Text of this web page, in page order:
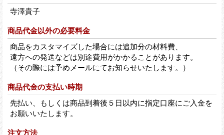
寺澤貴子
商品代金以外の必要料金
商品をカスタマイズした場合には追加分の材料費、
遠方への発送などは別途費用がかかることがあります。
（その際には予めメールにてお知らせいたします。）
商品代金の支払い時期
先払い、もしくは商品到着後５日以内に指定口座にご入金を
お願いいたします。
注文方法